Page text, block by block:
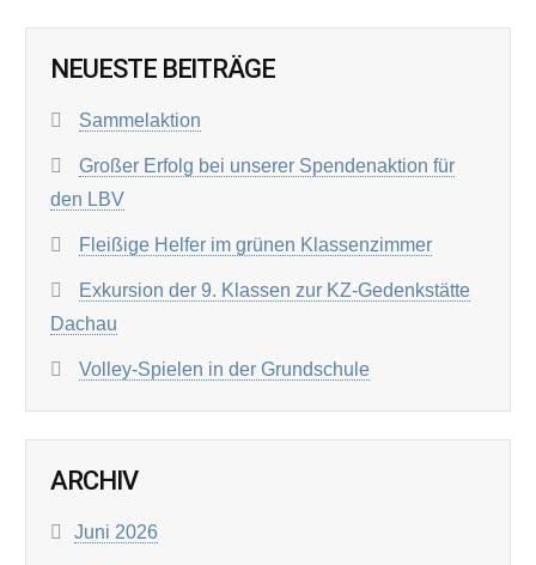
NEUESTE BEITRÄGE
Sammelaktion
Großer Erfolg bei unserer Spendenaktion für
den LBV
Fleißige Helfer im grünen Klassenzimmer
Exkursion der 9. Klassen zur KZ-Gedenkstätte
Dachau
Volley-Spielen in der Grundschule
ARCHIV
Juni 2026